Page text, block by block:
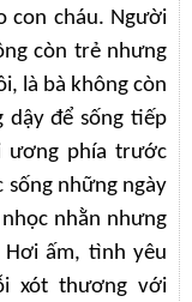
con cháu. Người
còn trẻ nhưng
là bà không còn
dậy để sống tiếp
ương phía trước
sống những ngày
nhằn nhưng
ấm, tình yêu
xót thương với